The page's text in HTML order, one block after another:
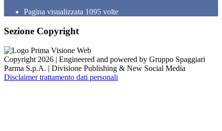
Pagina visualizzata 1095 volte
Sezione Copyright
Copyright 2026 | Engineered and powered by Gruppo Spaggiari
Parma S.p.A. | Divisione Publishing & New Social Media
Disclaimer trattamento dati personali